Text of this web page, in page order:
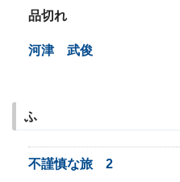
品切れ
河津 武俊
ふ
不謹慎な旅 2